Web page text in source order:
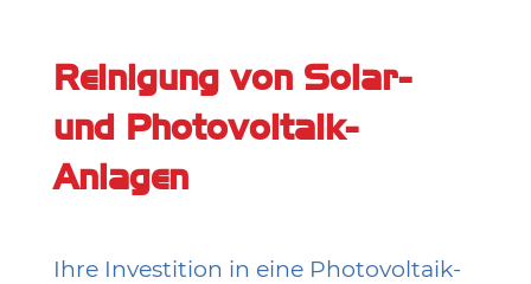
Reinigung von Solar-
und Photovoltaik-
Anlagen
Ihre Investition in eine Photovoltaik-